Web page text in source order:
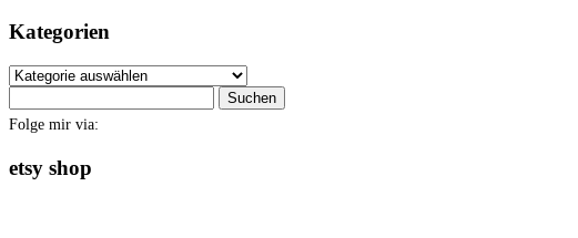
Kategorien
Kategorien
nach:
Folge mir via:
etsy shop